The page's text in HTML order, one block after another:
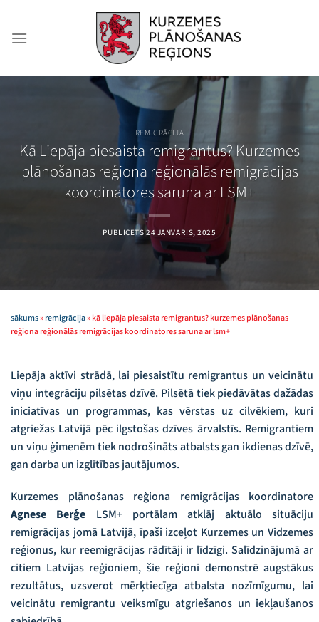
content
REMIGRĀCIJA
Kā Liepāja piesaista remigrantus? Kurzemes
plānošanas reģiona reģionālās remigrācijas
koordinatores saruna ar LSM+
PUBLICĒTS24 JANVĀRIS, 2025
sākums»remigrācija»kā liepāja piesaista remigrantus? kurzemes plānošanas
reģiona reģionālās remigrācijas koordinatores saruna ar lsm+
Liepāja aktīvi strādā, lai piesaistītu remigrantus un veicinātu
viņu integrāciju pilsētas dzīvē. Pilsētā tiek piedāvātas dažādas
iniciatīvas un programmas, kas vērstas uz cilvēkiem, kuri
atgriežas Latvijā pēc ilgstošas dzīves ārvalstīs. Remigrantiem
un viņu ģimenēm tiek nodrošināts atbalsts gan ikdienas dzīvē,
gan darba un izglītības jautājumos.
Kurzemes plānošanas reģiona remigrācijas koordinatore
Agnese Berģe LSM+ portālam atklāj aktuālo situāciju
remigrācijas jomā Latvijā, īpaši izceļot Kurzemes un Vidzemes
reģionus, kur reemigrācijas rādītāji ir līdzīgi. Salīdzinājumā ar
citiem Latvijas reģioniem, šie reģioni demonstrē augstākus
rezultātus, uzsverot mērķtiecīga atbalsta nozīmīgumu, lai
veicinātu remigrantu veiksmīgu atgriešanos un iekļaušanos